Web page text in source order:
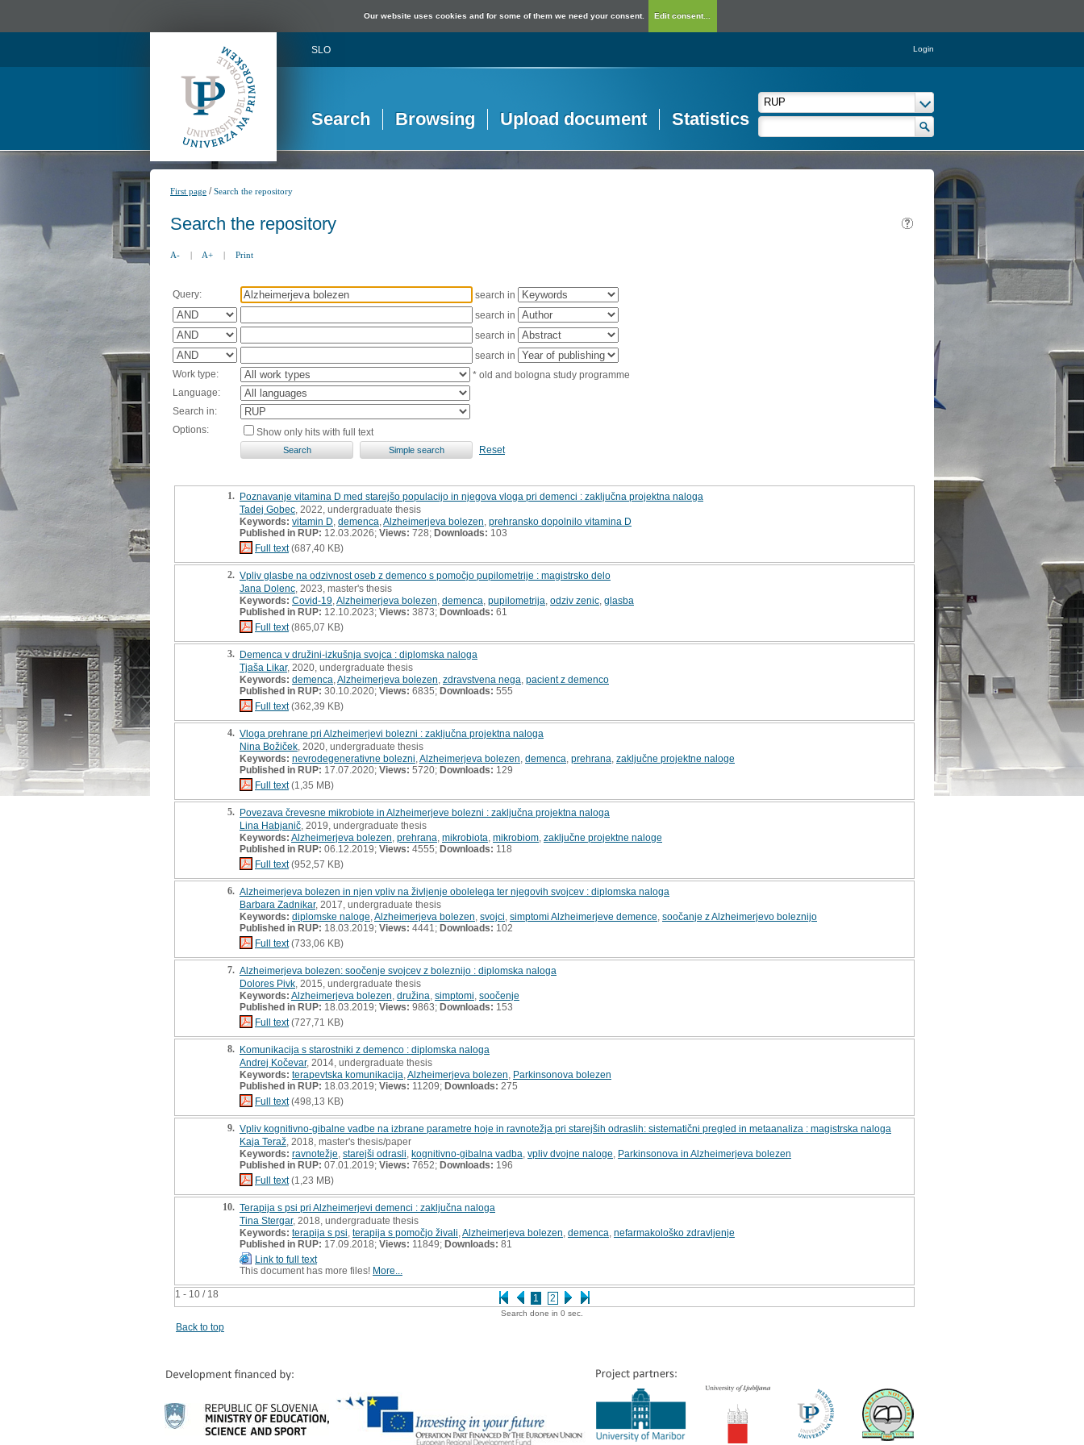
Our website uses cookies and for some of them we need your consent. Edit consent...
SLO Login
Search Browsing Upload document Statistics
First page /Search the repository
Search the repository
A- | A+ | Print
Query:
search in
search in
search in
search in
Work type:
* old and bologna study programme
Language:
Search in:
Options:
Show only hits with full text
Reset
1 - 10 / 18 1 2
1. Poznavanje vitamina D med starejšo populacijo in njegova vloga pri demenci : zaključna projektna naloga
Tadej Gobec , 2022, undergraduate thesis
Keywords: vitamin D demenca Alzheimerjeva bolezen prehransko dopolnilo vitamina D
Published in RUP: 12.03.2026; Views: 728; Downloads: 103
Full text(687,40 KB)
2. Vpliv glasbe na odzivnost oseb z demenco s pomočjo pupilometrije : magistrsko delo
Jana Dolenc , 2023, master's thesis
Keywords: Covid-19 Alzheimerjeva bolezen demenca pupilometrija odziv zenic glasba
Published in RUP: 12.10.2023; Views: 3873; Downloads: 61
Full text(865,07 KB)
3. Demenca v družini-izkušnja svojca : diplomska naloga
Tjaša Likar, 2020, undergraduate thesis
Keywords: demenca Alzheimerjeva bolezen zdravstvena nega pacient z demenco
Published in RUP: 30.10.2020; Views: 6835; Downloads: 555
Full text(362,39 KB)
4. Vloga prehrane pri Alzheimerjevi bolezni : zaključna projektna naloga
Nina Božiček , 2020, undergraduate thesis
Keywords: nevrodegenerativne bolezni Alzheimerjeva bolezen demenca prehrana zaključne projektne naloge
Published in RUP: 17.07.2020; Views: 5720; Downloads: 129
Full text(1,35 MB)
5. Povezava črevesne mikrobiote in Alzheimerjeve bolezni : zaključna projektna naloga
Lina Habjanič , 2019, undergraduate thesis
Keywords: Alzheimerjeva bolezen prehrana mikrobiota mikrobiom zaključne projektne naloge
Published in RUP: 06.12.2019; Views: 4555; Downloads: 118
Full text(952,57 KB)
6. Alzheimerjeva bolezen in njen vpliv na življenje obolelega ter njegovih svojcev : diplomska naloga
Barbara Zadnikar, 2017, undergraduate thesis
Keywords: diplomske naloge Alzheimerjeva bolezen svojci simptomi Alzheimerjeve demence soočanje z Alzheimerjevo boleznijo
Published in RUP: 18.03.2019; Views: 4441; Downloads: 102
Full text(733,06 KB)
7. Alzheimerjeva bolezen: soočenje svojcev z boleznijo : diplomska naloga
Dolores Pivk , 2015, undergraduate thesis
Keywords: Alzheimerjeva bolezen družina simptomi soočenje
Published in RUP: 18.03.2019; Views: 9863; Downloads: 153
Full text(727,71 KB)
8. Komunikacija s starostniki z demenco : diplomska naloga
Andrej Kočevar, 2014, undergraduate thesis
Keywords: terapevtska komunikacija Alzheimerjeva bolezen Parkinsonova bolezen
Published in RUP: 18.03.2019; Views: 11209; Downloads: 275
Full text(498,13 KB)
9. Vpliv kognitivno-gibalne vadbe na izbrane parametre hoje in ravnotežja pri starejših odraslih: sistematični pregled in metaanaliza : magistrska naloga
Kaja Teraž , 2018, master's thesis/paper
Keywords: ravnotežje starejši odrasli kognitivno-gibalna vadba vpliv dvojne naloge Parkinsonova in Alzheimerjeva bolezen
Published in RUP: 07.01.2019; Views: 7652; Downloads: 196
Full text(1,23 MB)
10. Terapija s psi pri Alzheimerjevi demenci : zaključna naloga
Tina Stergar, 2018, undergraduate thesis
Keywords: terapija s psi terapija s pomočjo živali Alzheimerjeva bolezen demenca nefarmakološko zdravljenje
Published in RUP: 17.09.2018; Views: 11849; Downloads: 81
Link to full text
This document has more files! More...
Search done in 0 sec.
Back to top